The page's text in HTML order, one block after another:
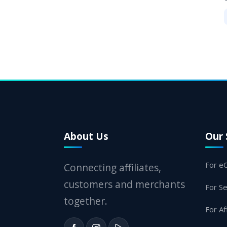
About Us
Connecting affiliates,
customers and merchants
together.
Our
For
For
For